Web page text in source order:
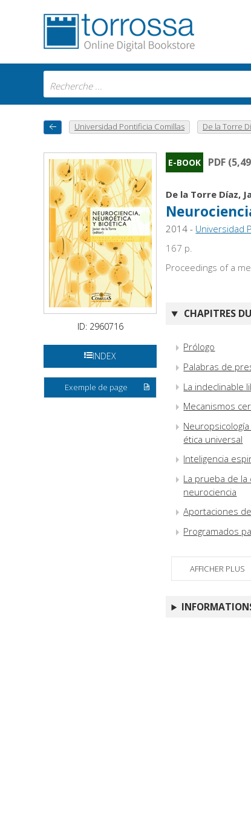
Universidad Pontificia Comillas De la Torre
ID: 2960716
INDEX
Exemple de page
E-BOOK PDF
De la Torre Díaz,
2014 - Universidad
167 p.
Proceedings of a
CHAPITRES
Prólogo
Palabras de
La indeclinable
Mecanismos
ética universal
Inteligencia
La prueba de
neurociencia
Aportaciones
Programados
AFFICHER PLUS